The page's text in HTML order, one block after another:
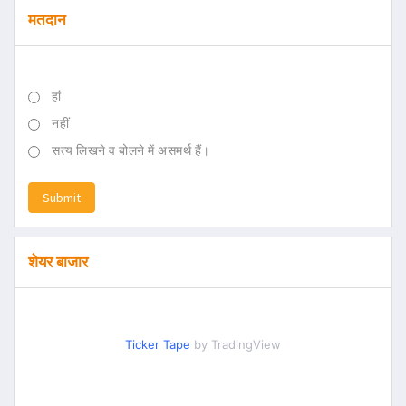
मतदान
हां
नहीं
सत्य लिखने व बोलने में असमर्थ हैं।
Submit
शेयर बाजार
Ticker Tape by TradingView